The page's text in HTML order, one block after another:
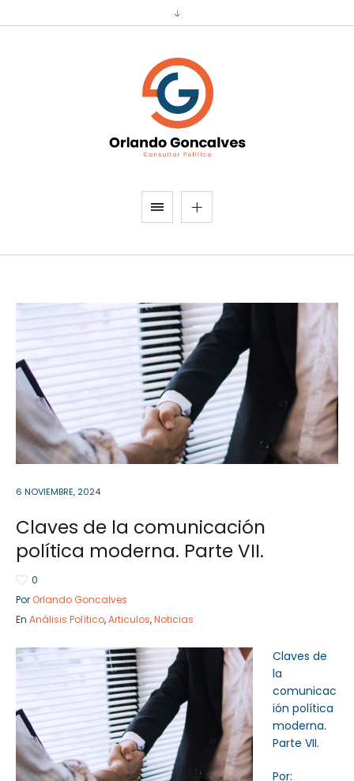
Sector Público
Servicios
Empresa Privada
Servicios
6 NOVIEMBRE, 2024
Claves de la comunicación
política moderna. Parte VII.
0
Por Orlando Goncalves
En Análisis Político,Articulos,Noticias
Claves de
la
comunicac
ión política
moderna.
Parte VII.
Por: